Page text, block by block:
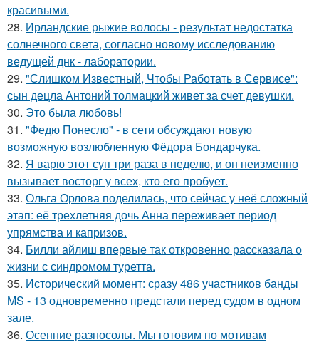
красивыми.
28. Ирландские рыжие волосы - результат недостатка
солнечного света, согласно новому исследованию
ведущей днк - лаборатории.
29. "Слишком Известный, Чтобы Работать в Сервисе":
сын децла Антоний толмацкий живет за счет девушки.
30. Это была любовь!
31. "Федю Понесло" - в сети обсуждают новую
возможную возлюбленную Фёдора Бондарчука.
32. Я варю этот суп три раза в неделю, и он неизменно
вызывает восторг у всех, кто его пробует.
33. Ольга Орлова поделилась, что сейчас у неё сложный
этап: её трехлетняя дочь Анна переживает период
упрямства и капризов.
34. Билли айлиш впервые так откровенно рассказала о
жизни с синдромом туретта.
35. Исторический момент: сразу 486 участников банды
MS - 13 одновременно предстали перед судом в одном
зале.
36. Осенние разносолы. Мы готовим по мотивам